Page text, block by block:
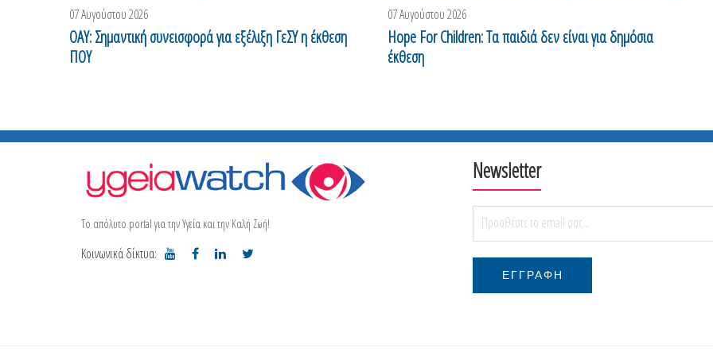
07 Αυγούστου 2026
ΟΑΥ: Σημαντική συνεισφορά για εξέλιξη ΓεΣΥ η έκθεση
ΠΟΥ
07 Αυγούστου 2026
Hope For Children: Τα παιδιά δεν είναι για δημόσια
έκθεση
Το απόλυτο portal για την Υγεία και την Καλή Ζωή!
Κοινωνικά δίκτυα:
Newsletter